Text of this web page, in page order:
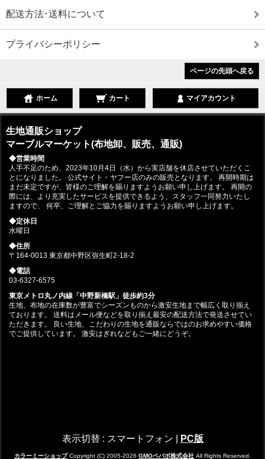
配送方法･送料について
プライバシーポリシー
ページの先頭へ戻る
ホーム カート マイアカウント
生地通販ショップ
マーブルマーケット(布地卸、販売、通販)
◆営業時間
人手不足のため、2023年10月4日（水）から実店舗を休店させていただくこ
とになりました。 公式サイト・ヤフー店のみの販売となります。 再開時期は
まだ未定ですが、皆様のご理解を賜りますようお願い申し上げます。 再開の
際には、より充実したサービスを提供できるよう、スタッフ一同努力いたし
ますので、 何卒、ご理解とご協力を賜りますようお願い申し上げます。
◆定休日
水曜日
◆住所
〒164-0013 東京都中野区弥生町2-18-2
◆電話
03-6327-6575
東京メトロ丸ノ内線「中野新橋駅」徒歩約3分
生地、布地の在庫数が豊富でシーズンものから激安生地まで幅広く取り揃え
ております。 送料はメール便などを取り揃え最安の配送方法で発送させてい
ただきます。 良い生地、こだわりの生地を通販ならではのお求めやすい価格
でご提供しています。 激安はぎれなどもご一緒にどうぞ。
表示切替 : スマートフォン PC版
カラーミーショップCopyright (C) 2005-2026 GMOペパボ株式会社 All Rights Reserved.